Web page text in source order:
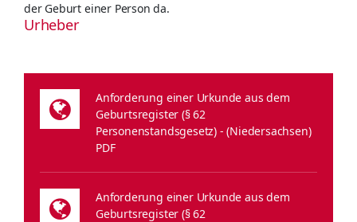
der Geburt einer Person da.
Urheber
Anforderung einer Urkunde aus dem
Geburtsregister (§ 62
Personenstandsgesetz) - (Niedersachsen)
PDF
Anforderung einer Urkunde aus dem
Geburtsregister (§ 62